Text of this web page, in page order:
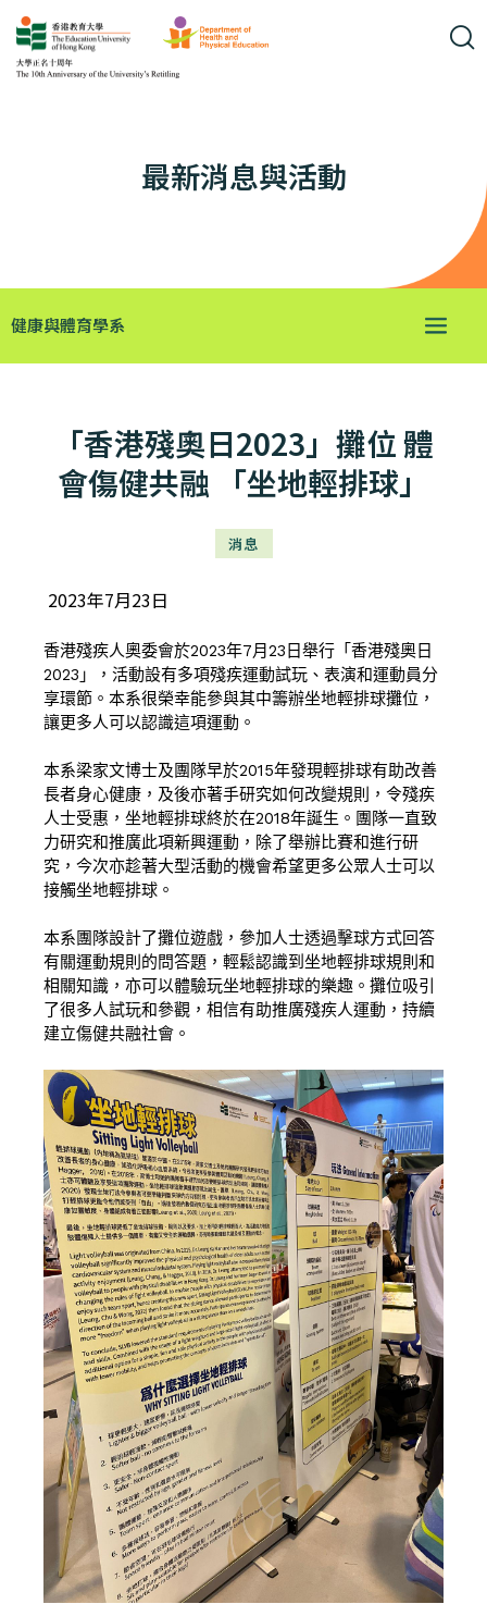
最新消息與活動
健康與體育學系
「香港殘奧日2023」攤位 體
會傷健共融 「坐地輕排球」
消息
2023年7月23日
香港殘疾人奧委會於2023年7月23日舉行「香港殘奧日
2023」，活動設有多項殘疾運動試玩、表演和運動員分
享環節。本系很榮幸能參與其中籌辦坐地輕排球攤位，
讓更多人可以認識這項運動。
本系梁家文博士及團隊早於2015年發現輕排球有助改善
長者身心健康，及後亦著手研究如何改變規則，令殘疾
人士受惠，坐地輕排球終於在2018年誕生。團隊一直致
力研究和推廣此項新興運動，除了舉辦比賽和進行研
究，今次亦趁著大型活動的機會希望更多公眾人士可以
接觸坐地輕排球。
本系團隊設計了攤位遊戲，參加人士透過擊球方式回答
有關運動規則的問答題，輕鬆認識到坐地輕排球規則和
相關知識，亦可以體驗玩坐地輕排球的樂趣。攤位吸引
了很多人試玩和參觀，相信有助推廣殘疾人運動，持續
建立傷健共融社會。